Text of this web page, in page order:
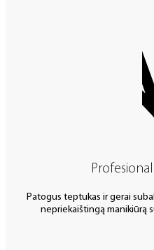
Patogus teptukas ir gerai
nepriekaištingą manikiūrą